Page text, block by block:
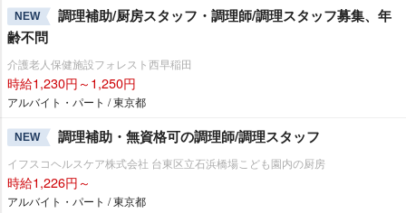
NEW
調理補助/厨房スタッフ・調理師/調理スタッフ募集、年
齢不問
介護老人保健施設フォレスト西早稲田
時給1,230円～1,250円
アルバイト・パート / 東京都
NEW 調理補助・無資格可の調理師/調理スタッフ
イフスコヘルスケア株式会社 台東区立石浜橋場こども園内の厨房
時給1,226円～
アルバイト・パート / 東京都